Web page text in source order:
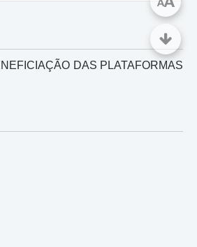
DAS PLATAFORMAS
A